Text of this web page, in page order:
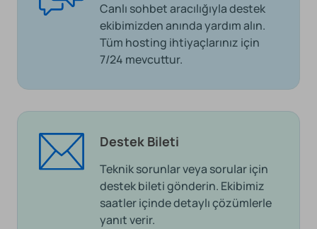
Canlı sohbet aracılığıyla destek
ekibimizden anında yardım alın.
Tüm hosting ihtiyaçlarınız için
7/24 mevcuttur.
Destek Bileti
Teknik sorunlar veya sorular için
destek bileti gönderin. Ekibimiz
saatler içinde detaylı çözümlerle
yanıt verir.